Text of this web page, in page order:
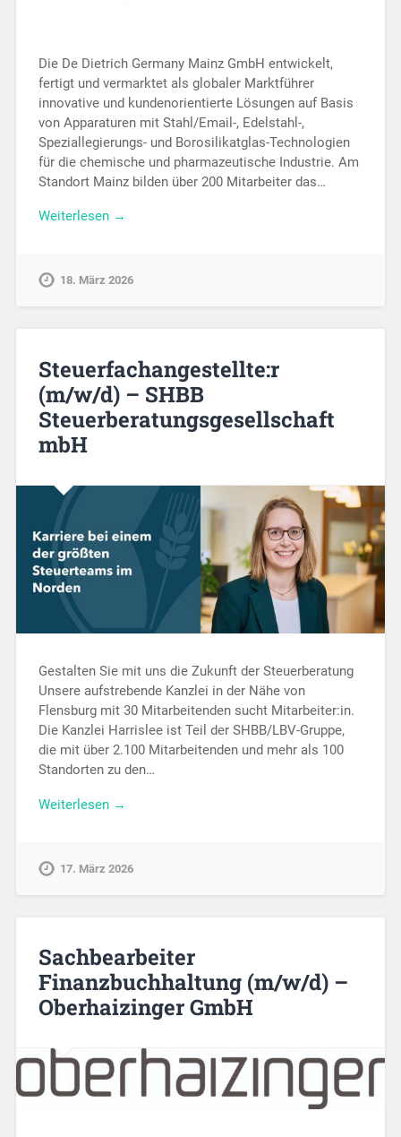
Die De Dietrich Germany Mainz GmbH entwickelt,
fertigt und vermarktet als globaler Marktführer
innovative und kundenorientierte Lösungen auf Basis
von Apparaturen mit Stahl/Email-, Edelstahl-,
Speziallegierungs- und Borosilikatglas-Technologien
für die chemische und pharmazeutische Industrie. Am
Standort Mainz bilden über 200 Mitarbeiter das…
Weiterlesen →
18. März 2026
Steuerfachangestellte:r
(m/w/d) – SHBB
Steuerberatungsgesellschaft
mbH
Gestalten Sie mit uns die Zukunft der Steuerberatung
Unsere aufstrebende Kanzlei in der Nähe von
Flensburg mit 30 Mitarbeitenden sucht Mitarbeiter:in.
Die Kanzlei Harrislee ist Teil der SHBB/LBV-Gruppe,
die mit über 2.100 Mitarbeitenden und mehr als 100
Standorten zu den…
Weiterlesen →
17. März 2026
Sachbearbeiter
Finanzbuchhaltung (m/w/d) –
Oberhaizinger GmbH